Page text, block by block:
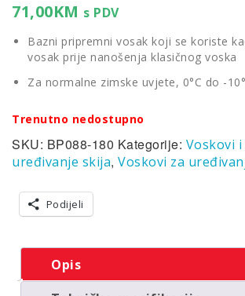
71,00KM s PDV
Bazni pripremni vosak koji se koriste
vosak prije nanošenja klasičnog voska
Za normalne zimske uvjete, 0°C do -
Trenutno nedostupno
SKU: BP088-180 Kategorije: Voskovi
uređivanje skija, Voskovi za
Podijeli
Opis